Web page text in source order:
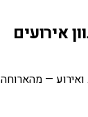
אירועים
ואירוע —